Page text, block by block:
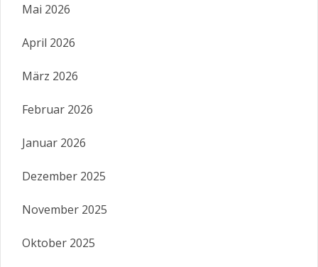
Mai 2026
April 2026
März 2026
Februar 2026
Januar 2026
Dezember 2025
November 2025
Oktober 2025